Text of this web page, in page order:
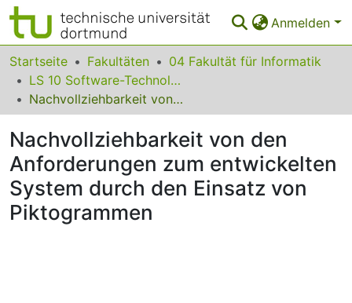
Anmelden
Bereiche & Sammlungen
Das gesamte Repositorium
FAQ
Leitlinien
Zurück zur Startseite
Startseite Fakultäten
04 Fakultät für Informatik
LS 10 Software-Technologie
Nachvollziehbarkeit von den Anforderungen zum entwickelten System durch den Einsatz von Piktogrammen
Nachvollziehbarkeit von den
Anforderungen zum entwickelten
System durch den Einsatz von
Piktogrammen